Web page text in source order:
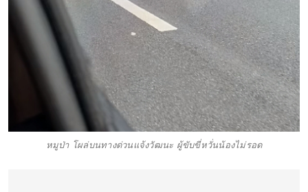
หมูป่า โผล่บนทางด่วนแจ้งวัฒนะ ผู้ขับขี่หวั่นน้องไม่รอด